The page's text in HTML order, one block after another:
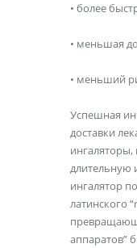
• более
• меньшая
• меньший
Успешная
доставки
длительную
ингалятор
латинского
аппаратов”